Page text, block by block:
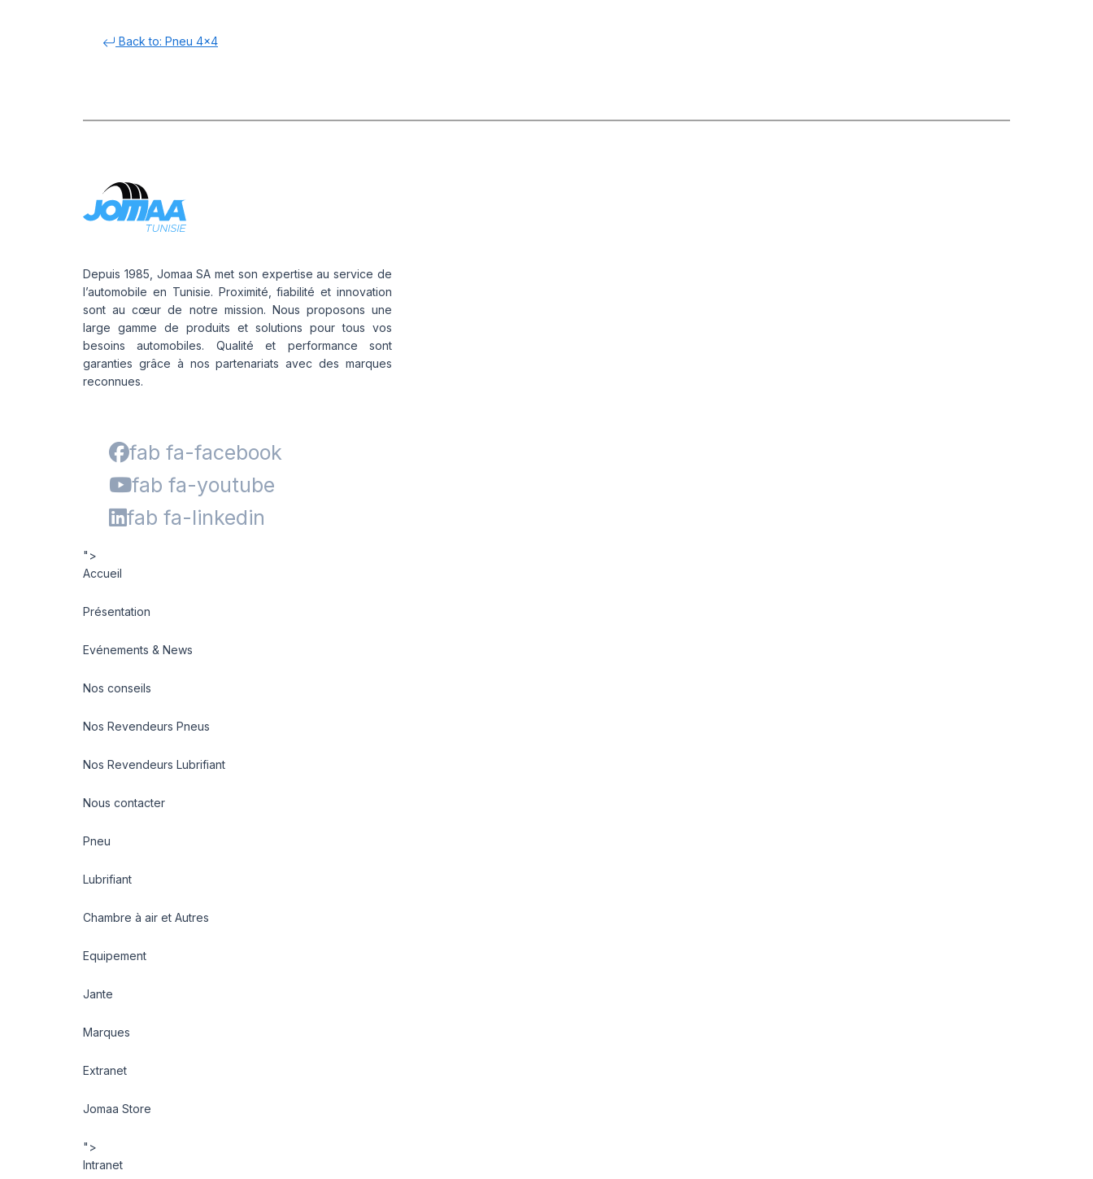
Back to: Pneu 4x4
Depuis 1985, Jomaa SA met son expertise au service de
l’automobile en Tunisie. Proximité, fiabilité et innovation
sont au cœur de notre mission. Nous proposons une
large gamme de produits et solutions pour tous vos
besoins automobiles. Qualité et performance sont
garanties grâce à nos partenariats avec des marques
reconnues.
fab fa-facebook
fab fa-youtube
fab fa-linkedin
">
Accueil
Présentation
Evénements & News
Nos conseils
Nos Revendeurs Pneus
Nos Revendeurs Lubrifiant
Nous contacter
Pneu
Lubrifiant
Chambre à air et Autres
Equipement
Jante
Marques
Extranet
Jomaa Store
">
Intranet